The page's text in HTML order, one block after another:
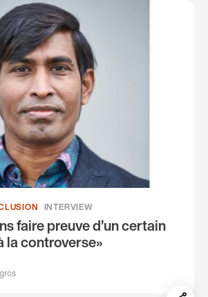
INTERVIEW
faire preuve d’un certain
la controverse»